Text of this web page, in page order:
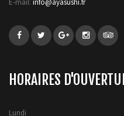
E-mail: info@ayasushi.fr
HORAIRES
Lundi